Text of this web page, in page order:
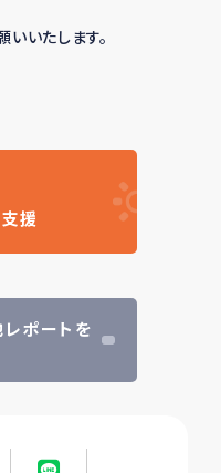
いたします。
援
ポートを